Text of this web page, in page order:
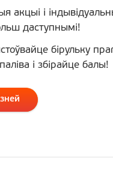
акцыі і
даступнымі!
бірульку
і збірайце балы!